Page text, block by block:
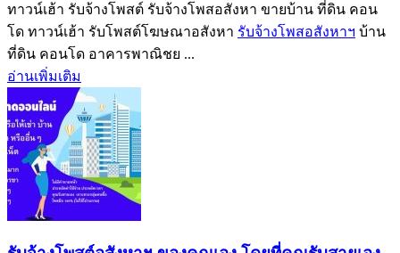
ทาวน์เฮ้า รับจ้างโพสต์ รับจ้างโพสอสังหา ขายบ้าน ที่ดิน คอน
โด ทาวน์เฮ้า รับโพสต์โฆษณาอสังหา รับจ้างโพสอสังหาฯ บ้าน
ที่ดิน คอนโด อาคารพาณิชย ...
อ่านเพิ่มเติม